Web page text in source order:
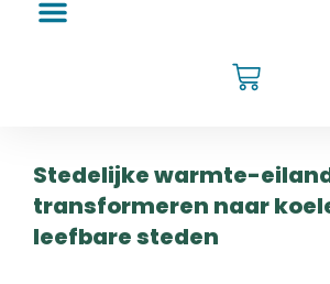
Stedelijke warmte-
transformeren naar
leefbare steden